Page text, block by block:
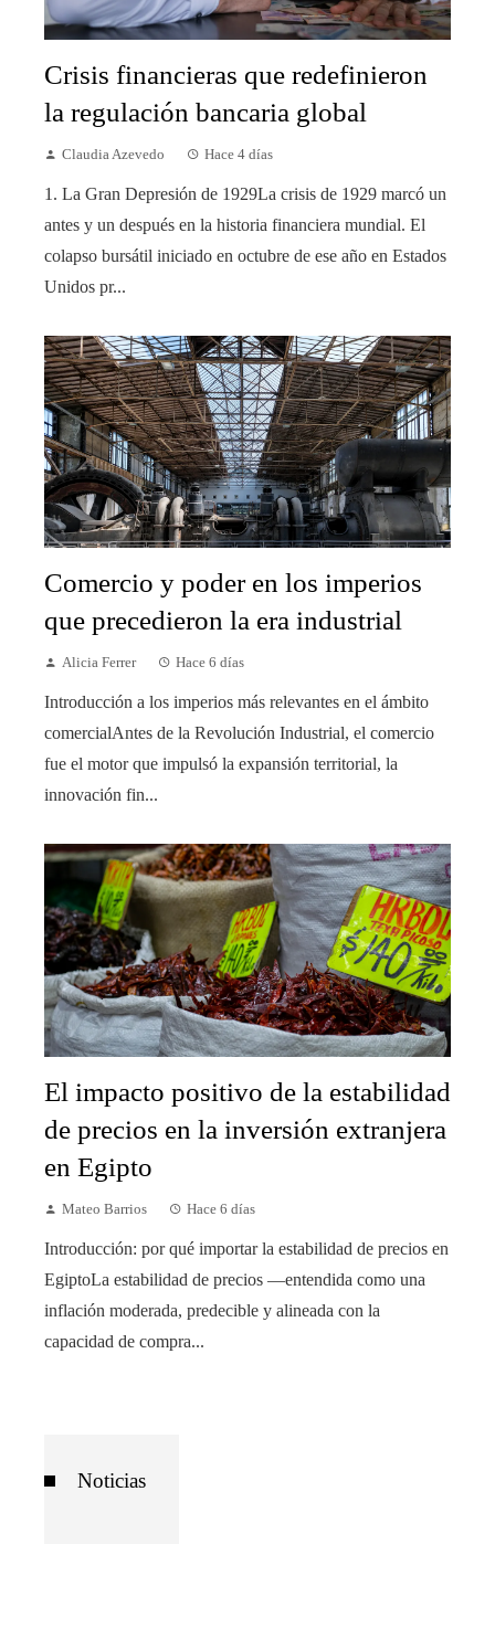
Crisis financieras que redefinieron
la regulación bancaria global
Claudia Azevedo Hace 4 días
1. La Gran Depresión de 1929La crisis de 1929 marcó un
antes y un después en la historia financiera mundial. El
colapso bursátil iniciado en octubre de ese año en Estados
Unidos pr...
Comercio y poder en los imperios
que precedieron la era industrial
Alicia Ferrer Hace 6 días
Introducción a los imperios más relevantes en el ámbito
comercialAntes de la Revolución Industrial, el comercio
fue el motor que impulsó la expansión territorial, la
innovación fin...
El impacto positivo de la estabilidad
de precios en la inversión extranjera
en Egipto
Mateo Barrios Hace 6 días
Introducción: por qué importar la estabilidad de precios en
EgiptoLa estabilidad de precios —entendida como una
inflación moderada, predecible y alineada con la
capacidad de compra...
Noticias